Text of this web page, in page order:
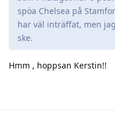
spöa Chelsea på
har väl inträffat, men
ske.
Hmm , hoppsan Kerstin!!